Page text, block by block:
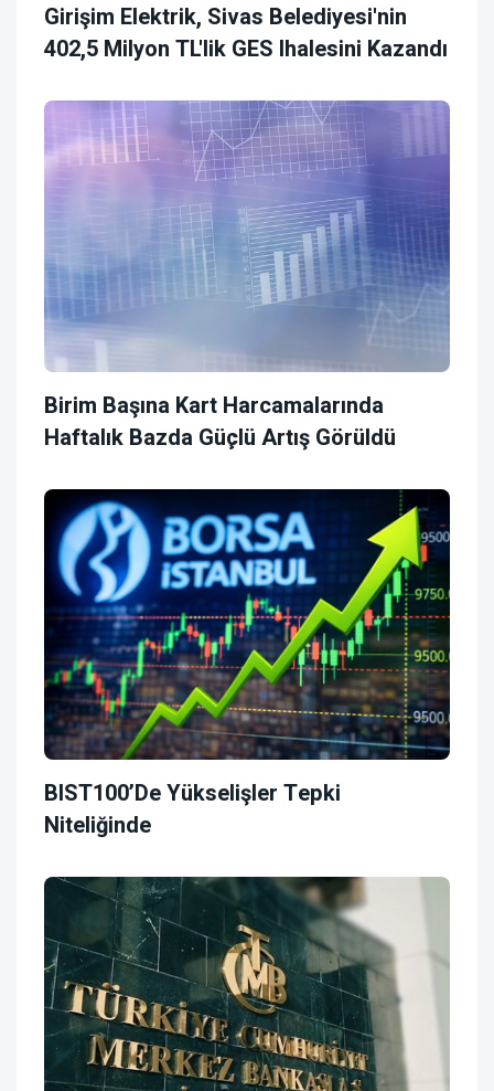
Girişim Elektrik, Sivas Belediyesi'nin
402,5 Milyon TL'lik GES Ihalesini Kazandı
Birim Başına Kart Harcamalarında
Haftalık Bazda Güçlü Artış Görüldü
BIST100’de Yükselişler Tepki
Niteliğinde